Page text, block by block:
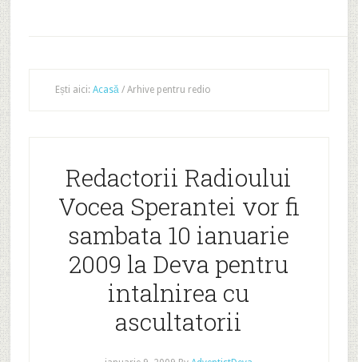
Ești aici: Acasă /Arhive pentru redio
Redactorii Radioului
Vocea Sperantei vor fi
sambata 10 ianuarie
2009 la Deva pentru
intalnirea cu
ascultatorii